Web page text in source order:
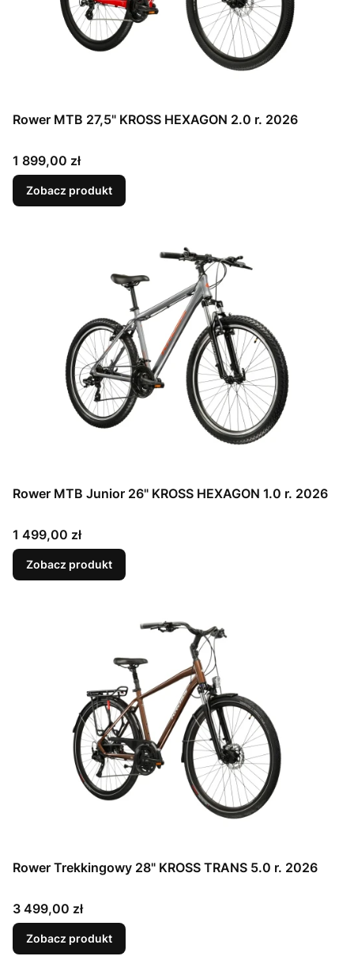
Rower MTB 27,5" KROSS HEXAGON 2.0 r. 2026
Cena
1 899,00 zł
Zobacz produkt
Rower MTB Junior 26" KROSS HEXAGON 1.0 r. 2026
Cena
1 499,00 zł
Zobacz produkt
Rower Trekkingowy 28" KROSS TRANS 5.0 r. 2026
Cena
3 499,00 zł
Zobacz produkt